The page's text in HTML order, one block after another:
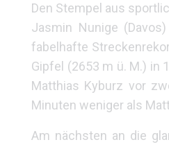
Den Stempel aus
Jasmin Nunige
fabelhafte
Gipfel (2653 m ü. M.) in
Matthias Kyburz vor
Minuten weniger als
Am nächsten an die